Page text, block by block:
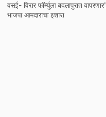
वसई- विरार फॉर्म्युला बदलापुरात वापरणार',
भाजपा आमदाराचा इशारा